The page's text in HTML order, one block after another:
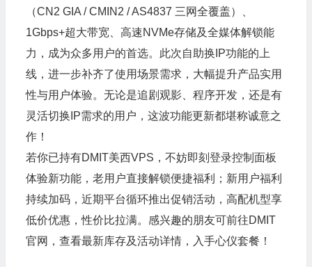
（CN2 GIA / CMIN2 / AS4837 三网全覆盖）、
1Gbps+超大带宽、高速NVMe存储及全媒体解锁能
力，成为众多用户的首选。此次自助换IP功能的上
线，进一步补齐了使用场景需求，大幅提升产品实用
性与用户体验。无论是追剧观影、程序开发，还是有
灵活切换IP需求的用户，这波功能更新都堪称诚意之
作！
若你已持有DMIT美西VPS，不妨即刻登录控制面板
体验新功能，老用户直接解锁便捷福利；新用户福利
持续加码，近期平台循环推出促销活动，高配机型享
低价优惠，性价比拉满。感兴趣的朋友可前往DMIT
官网，查看最新库存及活动详情，入手心仪套餐！